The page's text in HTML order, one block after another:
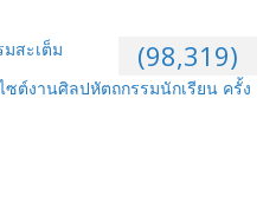
สะเต็ม (98,319)
ซต์งานศิลปหัตถกรรมนักเรียน ครั้ง